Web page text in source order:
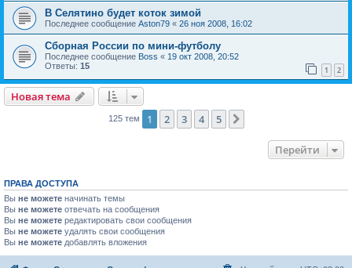
В Селятино будет коток зимой
Последнее сообщение Aston79 « 26 ноя 2008, 16:02
Сборная России по мини-футболу
Последнее сообщение Boss « 19 окт 2008, 20:52
Ответы: 15 1 2
Новая тема
125 тем 1 2 3 4 5
Перейти
ПРАВА ДОСТУПА
Вы не можете начинать темы
Вы не можете отвечать на сообщения
Вы не можете редактировать свои сообщения
Вы не можете удалять свои сообщения
Вы не можете добавлять вложения